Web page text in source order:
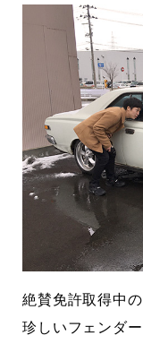
絶賛免許取得中
珍しいフェンダ